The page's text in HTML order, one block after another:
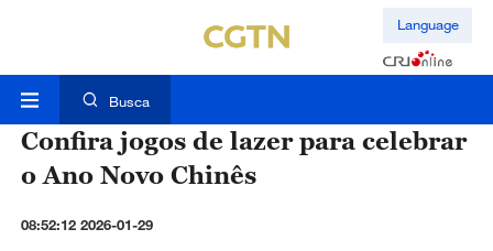
Language
Busca
Confira jogos de lazer para celebrar
o Ano Novo Chinês
08:52:12 2026-01-29